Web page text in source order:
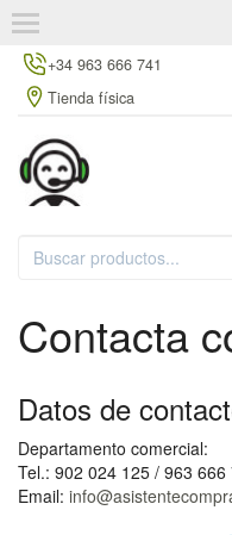
+34 963 666 741
Tienda física
Contacta
Datos de
Departamento comercial:
Tel.: 902 024 125 / 963 666
Email: